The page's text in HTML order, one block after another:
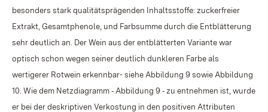
besonders stark qualitätsprägenden Inhaltsstoffe: zuckerfreier
Extrakt, Gesamtphenole, und Farbsumme durch die Entblätterung
sehr deutlich an. Der Wein aus der entblätterten Variante war
optisch schon wegen seiner deutlich dunkleren Farbe als
wertigerer Rotwein erkennbar- siehe Abbildung 9 sowie Abbildung
10. Wie dem Netzdiagramm ‑ Abbildung 9 ‑ zu entnehmen ist, wurde
er bei der deskriptiven Verkostung in den positiven Attributen